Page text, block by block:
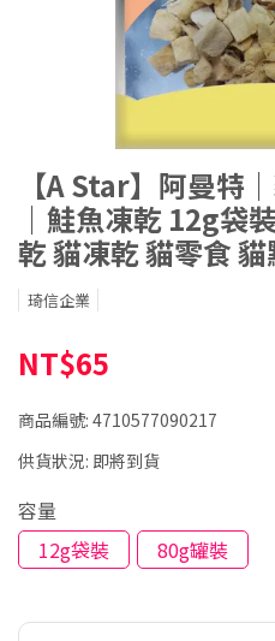
【A Star】阿曼特
｜鮭魚凍乾 12g袋
乾 貓凍乾 貓零食
琦信企業
NT$65
商品編號: 4710577090217
供貨狀況: 即將到貨
容量
12g袋裝
80g罐裝